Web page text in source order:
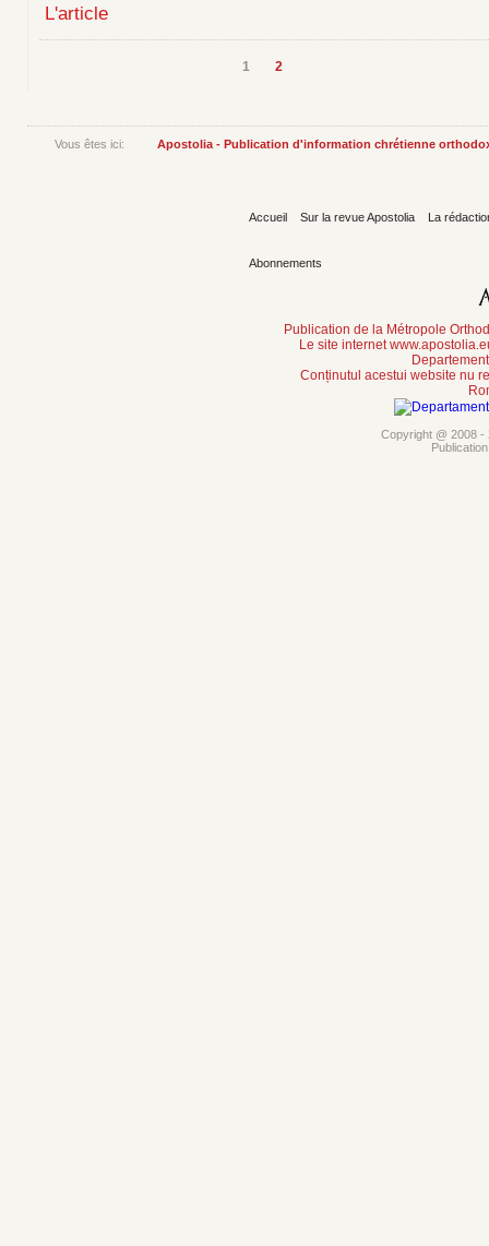
L'article
1 2
Vous êtes ici: Apostolia - Publication d'information chrétienne
Accueil Sur la revue Apostolia La
Abonnements
Publication de la Métropole
Le site internet
Conținutul acestui website nu
Copyright @ 2008 -